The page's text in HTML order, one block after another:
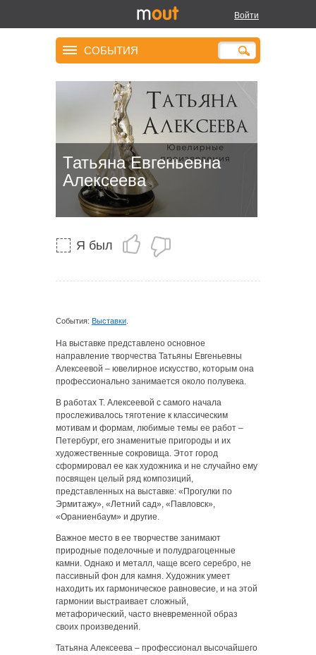
Войти
СОБЫТИЯ
Татьяна Евгеньевна
Алексеева
Я был
События: Выставки
На выставке представлено основное
направление творчества Татьяны Евгеньевны
Алексеевой – ювелирное искусство, которым она
профессионально занимается около полувека.
В работах Т. Алексеевой с самого начала
прослеживалось тяготение к классическим
мотивам и формам, любимые темы ее работ –
Петербург, его знаменитые пригороды и их
художественные сокровища. Этот город
сформировал ее как художника и не случайно ему
посвящен целый ряд композиций,
представленных на выставке: «Прогулки по
Эрмитажу», «Летний сад», «Павловск»,
«Ораниенбаум» и другие.
Важное место в ее творчестве занимают
природные поделочные и полудрагоценные
камни. Однако и металл, чаще всего серебро, не
пассивный фон для камня. Художник умеет
находить их гармоническое равновесие, и на этой
гармонии выстраивает сложный,
метафорический, часто вневременной образ
своих произведений.
Татьяна Алексеева – профессионал высочайшего